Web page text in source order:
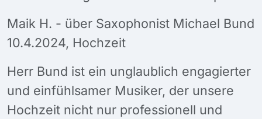
Maik H. - über Saxophonist Michael Bund
10.4.2024, Hochzeit
Herr Bund ist ein unglaublich engagierter
und einfühlsamer Musiker, der unsere
Hochzeit nicht nur professionell und